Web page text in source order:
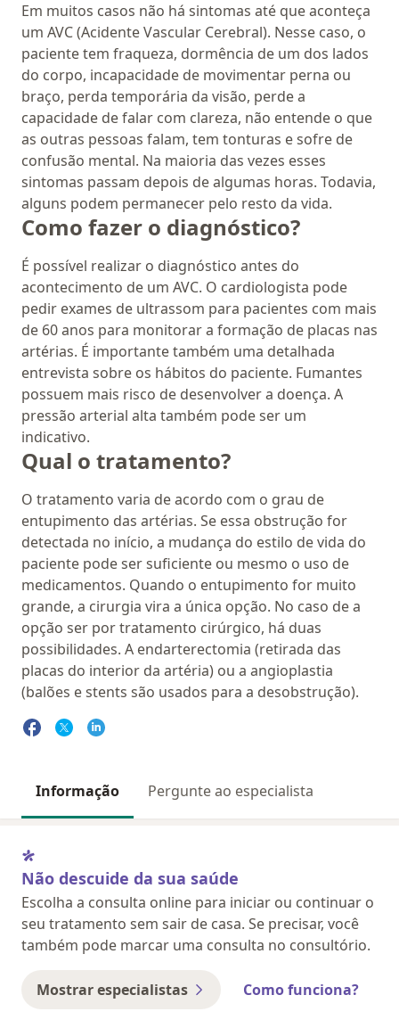
Em muitos casos não há sintomas até que aconteça
um AVC (Acidente Vascular Cerebral). Nesse caso, o
paciente tem fraqueza, dormência de um dos lados
do corpo, incapacidade de movimentar perna ou
braço, perda temporária da visão, perde a
capacidade de falar com clareza, não entende o que
as outras pessoas falam, tem tonturas e sofre de
confusão mental. Na maioria das vezes esses
sintomas passam depois de algumas horas. Todavia,
alguns podem permanecer pelo resto da vida.
Como fazer o diagnóstico?
É possível realizar o diagnóstico antes do
acontecimento de um AVC. O cardiologista pode
pedir exames de ultrassom para pacientes com mais
de 60 anos para monitorar a formação de placas nas
artérias. É importante também uma detalhada
entrevista sobre os hábitos do paciente. Fumantes
possuem mais risco de desenvolver a doença. A
pressão arterial alta também pode ser um
indicativo.
Qual o tratamento?
O tratamento varia de acordo com o grau de
entupimento das artérias. Se essa obstrução for
detectada no início, a mudança do estilo de vida do
paciente pode ser suficiente ou mesmo o uso de
medicamentos. Quando o entupimento for muito
grande, a cirurgia vira a única opção. No caso de a
opção ser por tratamento cirúrgico, há duas
possibilidades. A endarterectomia (retirada das
placas do interior da artéria) ou a angioplastia
(balões e stents são usados para a desobstrução).
Informação Pergunte ao especialista
Não descuide da sua saúde
Escolha a consulta online para iniciar ou continuar o
seu tratamento sem sair de casa. Se precisar, você
também pode marcar uma consulta no consultório.
Mostrar especialistas Como funciona?